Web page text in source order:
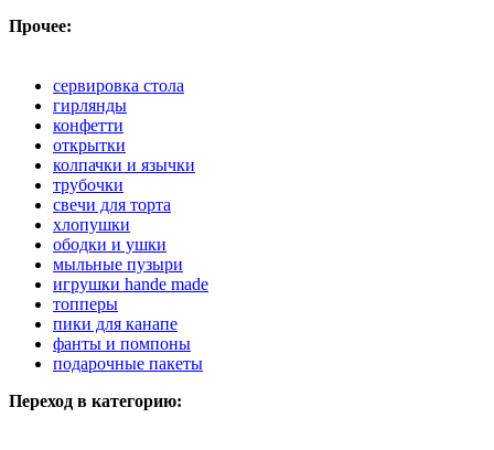
Прочее:
сервировка стола
гирлянды
конфетти
открытки
колпачки и язычки
трубочки
свечи для торта
хлопушки
ободки и ушки
мыльные пузыри
игрушки hande made
топперы
пики для канапе
фанты и помпоны
подарочные пакеты
Переход в категорию: